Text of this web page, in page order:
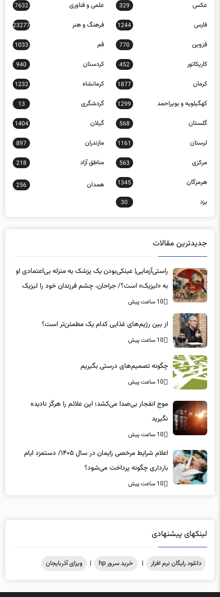
عکس 329 علمی و فناوری 7632
فارس 1244 فرهنگ و هنر 23277
قزوین 770 قم 1033
کاریکاتور 452 کردستان 940
کرمان 1877 کرمانشاه 1232
کهگیلویه و بویراحمد 1299 گردشگری 13
گلستان 568 گیلان 1404
لرستان 1161 مازندران 897
مرکزی 563 مناطق آزاد 218
هرمزگان 1345 همدان 256
یزد 30
جدیدترین مقالات
راستی‌آزمایی| عینکی‌بودن یک پزشک به منزله بی‌اعتمادی او
به «لیزیک» است؟/ جراحان، چشم فرزندان خود را لیزیک
می‌کنند؟
10 ساعت پیش
از بین رژیم‌های غذایی کدام یک مطمئن‌تر است؟‌
10 ساعت پیش
چگونه تصمیم‌های درستی بگیریم
10 ساعت پیش
موج انفجار بی‌صدا می‌کشد؛ این علائم را هرگز نادیده
نگیرید
10 ساعت پیش
اعلام شرایط مرخصی زایمان در سال ۱۴۰۵/ دستمزد ایام
بارداری چگونه پرداخت می‌شود؟
10 ساعت پیش
لینکهای پیشنهادی
دانلود رایگان نرم افزار | خرید سرور hp | ویزای آذربایجان